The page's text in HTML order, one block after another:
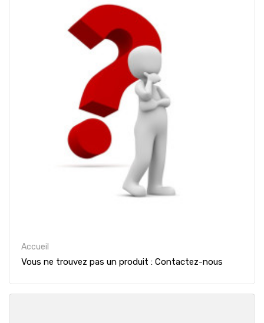
Accueil
Vous ne trouvez pas un produit : Contactez-nous